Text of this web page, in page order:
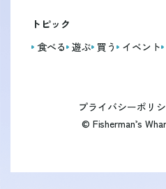
トピック
食べる 遊ぶ 買う イベント
プライバシーポリ
© Fisherman’s